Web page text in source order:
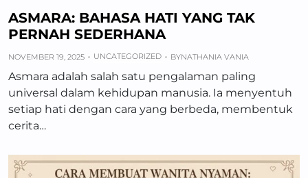
ASMARA: BAHASA HATI YANG TAK
PERNAH SEDERHANA
NOVEMBER 19, 2025 UNCATEGORIZED BYNATHANIA VANIA
Asmara adalah salah satu pengalaman paling
universal dalam kehidupan manusia. Ia menyentuh
setiap hati dengan cara yang berbeda, membentuk
cerita…